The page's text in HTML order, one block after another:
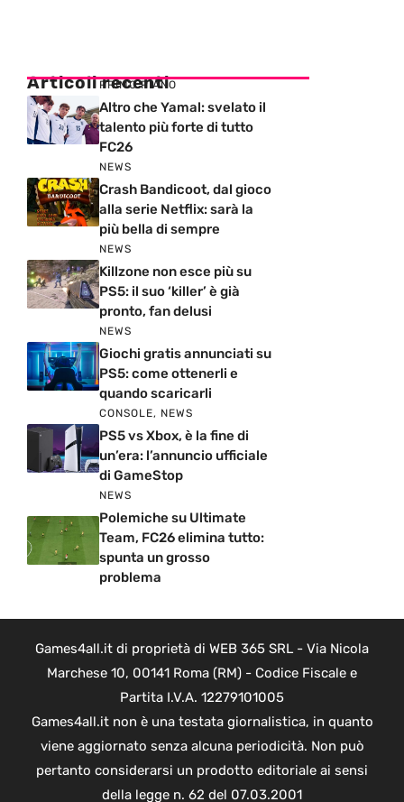
Articoli recenti
PRIMO PIANO
Altro che Yamal: svelato il
talento più forte di tutto
FC26
NEWS
Crash Bandicoot, dal gioco
alla serie Netflix: sarà la
più bella di sempre
NEWS
Killzone non esce più su
PS5: il suo ‘killer’ è già
pronto, fan delusi
NEWS
Giochi gratis annunciati su
PS5: come ottenerli e
quando scaricarli
CONSOLE, NEWS
PS5 vs Xbox, è la fine di
un’era: l’annuncio ufficiale
di GameStop
NEWS
Polemiche su Ultimate
Team, FC26 elimina tutto:
spunta un grosso
problema
Games4all.it di proprietà di WEB 365 SRL - Via Nicola
Marchese 10, 00141 Roma (RM) - Codice Fiscale e
Partita I.V.A. 12279101005
Games4all.it non è una testata giornalistica, in quanto
viene aggiornato senza alcuna periodicità. Non può
pertanto considerarsi un prodotto editoriale ai sensi
della legge n. 62 del 07.03.2001